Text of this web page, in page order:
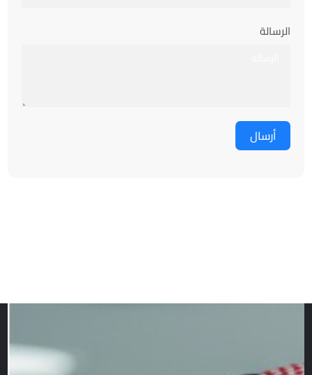
الرسالة
أرسال